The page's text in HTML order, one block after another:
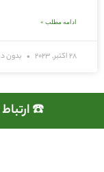
ادامه مطلب »
28 اکتبر, 2023 بدون
☎️ ارتباط سریع